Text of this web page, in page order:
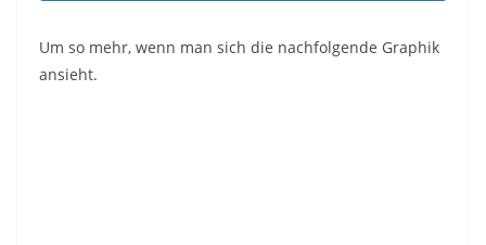
Um so mehr, wenn man sich die nachfolgende Graphik
ansieht.